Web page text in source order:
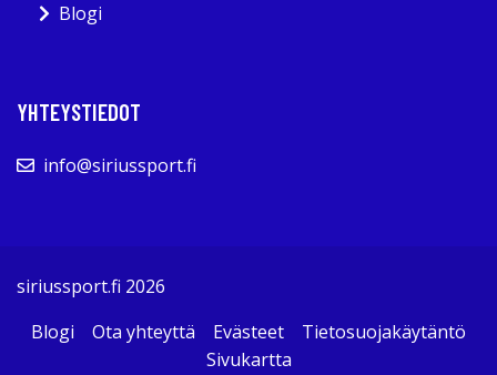
Blogi
YHTEYSTIEDOT
info@siriussport.fi
siriussport.fi 2026
Blogi
Ota yhteyttä Evästeet
Tietosuojakäytäntö
Sivukartta